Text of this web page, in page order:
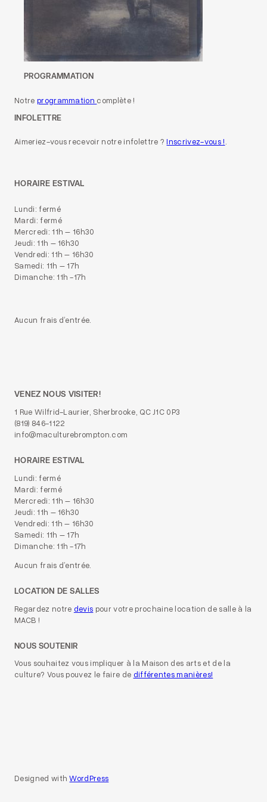
PROGRAMMATION
Notre programmation complète !
INFOLETTRE
Aimeriez-vous recevoir notre infolettre ?Inscrivez-vous !.
HORAIRE ESTIVAL
Lundi: fermé
Mardi: fermé
Mercredi: 11h – 16h30
Jeudi: 11h – 16h30
Vendredi: 11h – 16h30
Samedi: 11h – 17h
Dimanche: 11h -17h
Aucun frais d’entrée.
VENEZ NOUS VISITER!
1 Rue Wilfrid-Laurier, Sherbrooke, QC J1C 0P3
(819) 846-1122
info@maculturebrompton.com
HORAIRE ESTIVAL
Lundi: fermé
Mardi: fermé
Mercredi: 11h – 16h30
Jeudi: 11h – 16h30
Vendredi: 11h – 16h30
Samedi: 11h – 17h
Dimanche: 11h -17h
Aucun frais d’entrée.
LOCATION DE SALLES
Regardez notre devis pour votre prochaine location de salle à la
MACB !
NOUS SOUTENIR
Vous souhaitez vous impliquer à la Maison des arts et de la
culture? Vous pouvez le faire de différentes manières!
Designed withWordPress